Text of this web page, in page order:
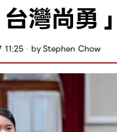
灣尚勇」
byStephen Chow